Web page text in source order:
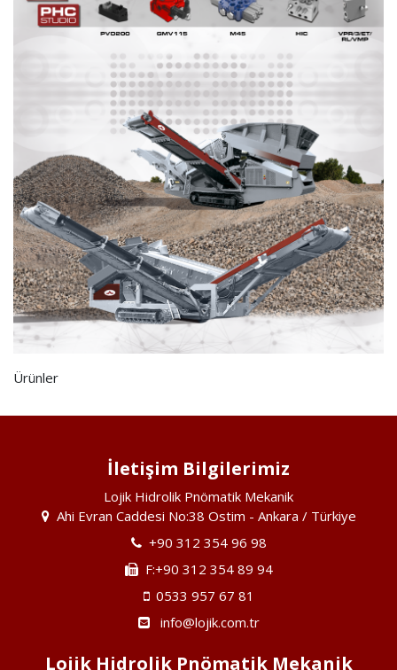
Ürünler
İletişim Bilgilerimiz
Lojik Hidrolik Pnömatik Mekanik
Ahi Evran Caddesi No:38 Ostim - Ankara / Türkiye
+90 312 354 96 98
F:+90 312 354 89 94
0533 957 67 81
info@lojik.com.tr
Lojik Hidrolik Pnömatik Mekanik